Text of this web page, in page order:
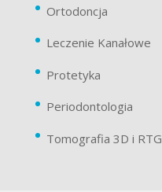
Ortodoncja
Leczenie Kanałowe
Protetyka
Periodontologia
Tomografia 3D i RTG